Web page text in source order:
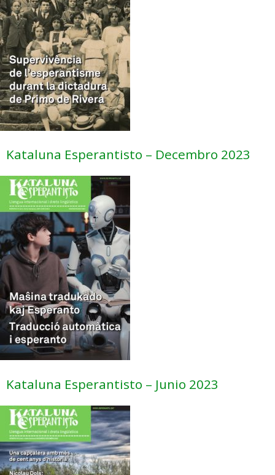
Kataluna Esperantisto – Decembro 2023
Kataluna Esperantisto – Junio 2023